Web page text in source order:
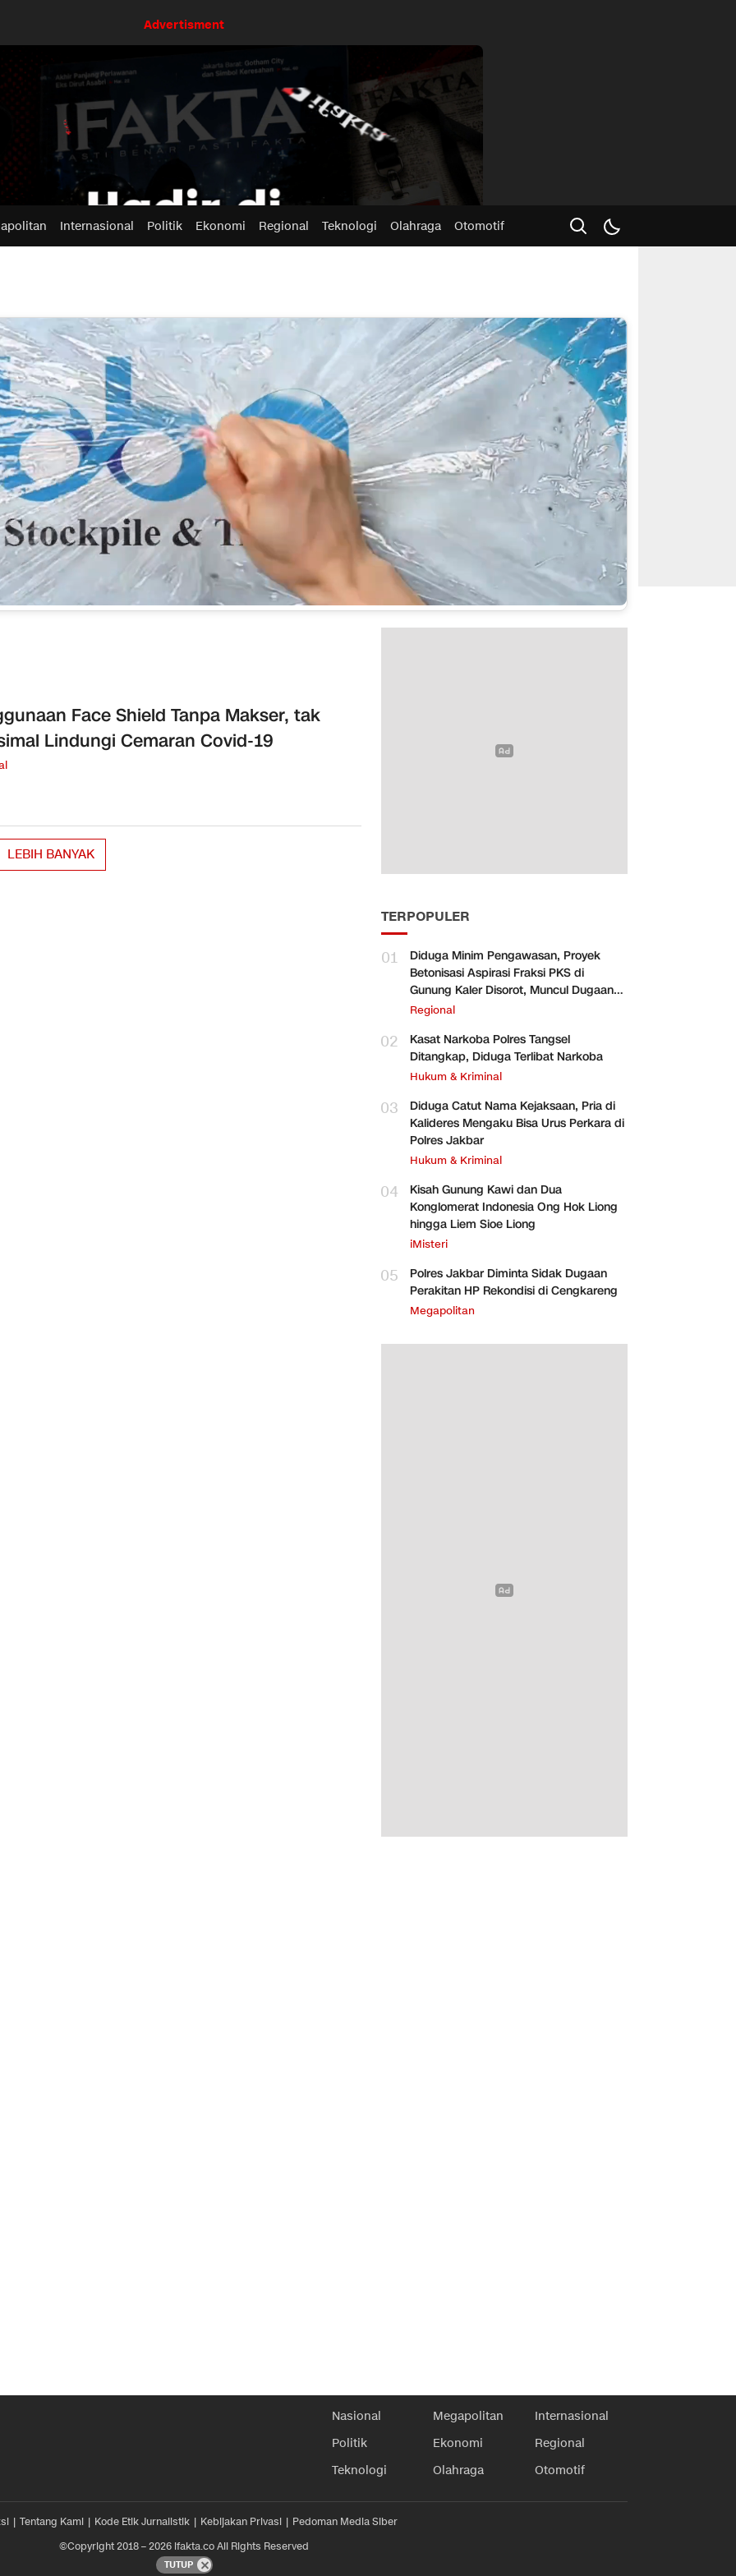
Advertisment
Internasional Politik Ekonomi Regional Teknologi Olahraga Otomotif
Face Shield Tanpa Makser, tak
Lindungi Cemaran Covid-19
LEBIH BANYAK
TERPOPULER
01
Diduga Minim Pengawasan, Proyek
Betonisasi Aspirasi Fraksi PKS di
Gunung Kaler Disorot, Muncul Dugaan
Pengurangan Volume
Regional
02
Kasat Narkoba Polres Tangsel
Ditangkap, Diduga Terlibat Narkoba
Hukum & Kriminal
03
Diduga Catut Nama Kejaksaan, Pria di
Kalideres Mengaku Bisa Urus Perkara di
Polres Jakbar
Hukum & Kriminal
04
Kisah Gunung Kawi dan Dua
Konglomerat Indonesia Ong Hok Liong
hingga Liem Sioe Liong
iMisteri
05
Polres Jakbar Diminta Sidak Dugaan
Perakitan HP Rekondisi di Cengkareng
Megapolitan
Nasional Megapolitan
Internasional
Politik
Ekonomi
Regional
Teknologi
Olahraga Otomotif
Tentang Kami Kode Etik Jurnalistik Kebijakan Privasi
Pedoman Media Siber
©Copyright 2018 – 2026 ifakta.co All Rights Reserved
TUTUP